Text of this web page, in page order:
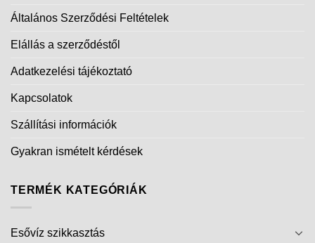
Általános Szerződési Feltételek
Elállás a szerződéstől
Adatkezelési tájékoztató
Kapcsolatok
Szállítási információk
Gyakran ismételt kérdések
TERMÉK KATEGÓRIÁK
Esővíz szikkasztás